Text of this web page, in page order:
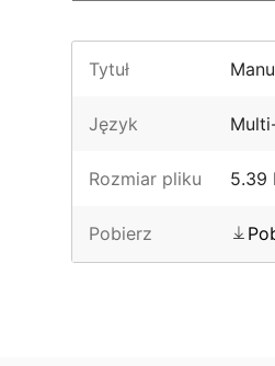
Tytuł
Język
Rozmiar pliku 5.39
Pobierz